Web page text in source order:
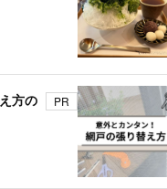
方の PR